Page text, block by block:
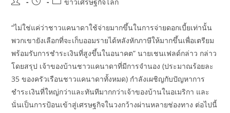
“ไม่ใช่แค่ว่าชาวแคนาดาใช้จ่ายมากขึ้นในการจ่ายดอกเบี้ยเท่านั้น
พวกเขายังเลือกที่จะเก็บออมรายได้หลังหักภาษีให้มากขึ้นเพื่อเตรียม
พร้อมรับการชำระเงินที่สูงขึ้นในอนาคต” นายเชนเฟลด์กล่าว กล่าว
โดยสรุป เจ้าของบ้านชาวแคนาดาที่มีการจำนอง (ประมาณร้อยละ
35 ของครัวเรือนชาวแคนาดาทั้งหมด) กำลังเผชิญกับปัญหาการ
ชำระเงินที่ใหญ่กว่าและทันทีมากกว่าเจ้าของบ้านในอเมริกา และ
นั่นเป็นการป้อนเข้าสู่เศรษฐกิจในวงกว้างผ่านหลายช่องทาง ต่อไปนี้